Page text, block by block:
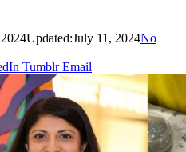
Updated:July 11, 2024No
Tumblr Email